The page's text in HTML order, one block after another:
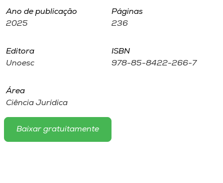
Selecione
o idioma
A+
Ano de publicação
2025
Páginas
236
Editora
Unoesc
ISBN
978-85-8422-266-7
Área
Ciência Jurídica
Baixar gratuitamente